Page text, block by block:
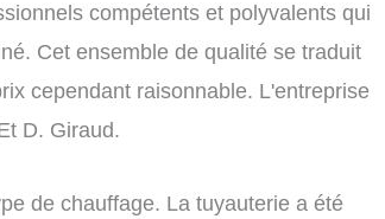
compétents et polyvalents qui
Cet ensemble de qualité se traduit
cependant raisonnable. L'entreprise
D. Giraud.
de chauffage. La tuyauterie a été